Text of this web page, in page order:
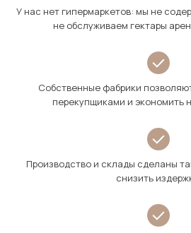
У нас нет гипермаркетов: мы не
не обслуживаем гектары
Собственные фабрики
перекупщиками и экономить
Производство и склады сделаны
снизить